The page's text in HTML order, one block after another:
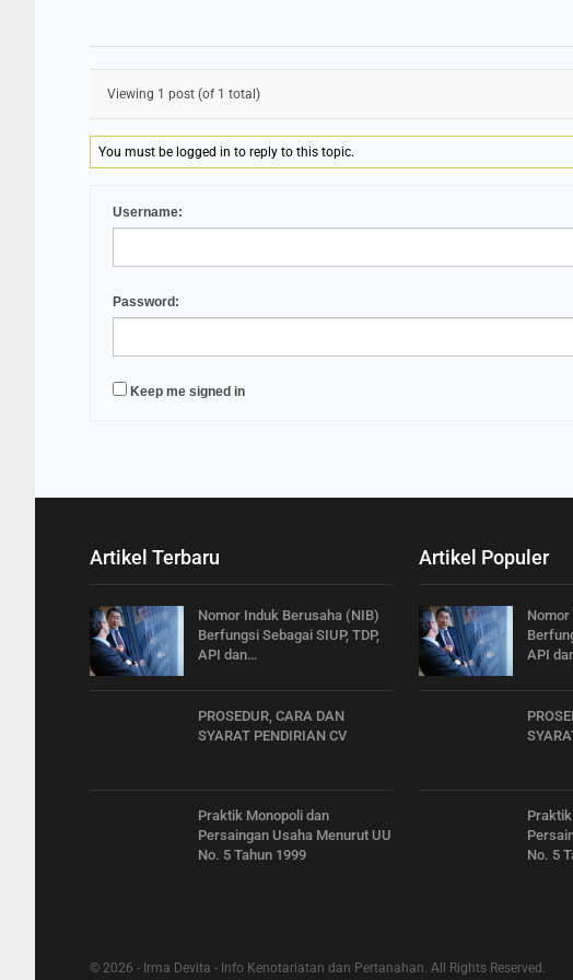
Viewing 1 post (of 1 total)
You must be logged in to reply to this topic.
Username:
Password:
Keep me signed in
Artikel Terbaru
Nomor Induk Berusaha (NIB)
Berfungsi Sebagai SIUP, TDP,
API dan…
PROSEDUR, CARA DAN
SYARAT PENDIRIAN CV
Praktik Monopoli dan
Persaingan Usaha Menurut UU
No. 5 Tahun 1999
Artikel Populer
API
No. 5
© 2026 - Irma Devita - Info Kenotariatan dan Pertanahan. All Rights Reserved.